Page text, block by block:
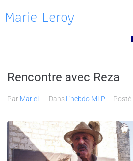
Marie Leroy
Rencontre avec Reza
Par MarieL Dans L'hebdo MLP Posté